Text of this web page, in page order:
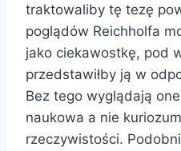
traktowaliby tę tezę
poglądów Reichholfa
jako ciekawostkę, pod
przedstawiłby ją w
Bez tego wyglądają
naukowa a nie
rzeczywistości.